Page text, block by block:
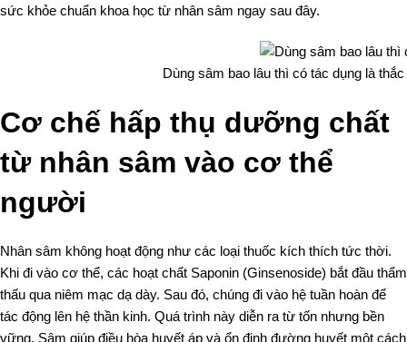
sức khỏe chuẩn khoa học từ nhân sâm ngay sau đây.
Dùng sâm bao lâu thì có tác dụng là
Cơ chế hấp thụ dưỡng chất
từ nhân sâm vào cơ thể
người
Nhân sâm không hoạt động như các loại thuốc kích thích tức thời.
Khi đi vào cơ thể, các hoạt chất Saponin (Ginsenoside) bắt đầu thẩm
thấu qua niêm mạc dạ dày. Sau đó, chúng đi vào hệ tuần hoàn để
tác động lên hệ thần kinh. Quá trình này diễn ra từ tốn nhưng bền
vững. Sâm giúp điều hòa huyết áp và ổn định đường huyết một cách